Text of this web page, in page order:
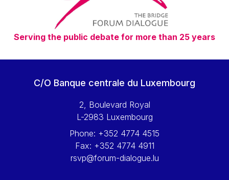
Vassilios Skouris
Vítor Manuel da Silva Caldeira
Viviane Reding
Walter Hagg
Wolfgang Ketterle
Yossi Beillin
Yves FRANCHET
Serving the public debate for more than 25 years
C/O Banque centrale du Luxembourg
2, Boulevard Royal
L-2983 Luxembourg
Phone: +352 4774 4515
Fax: +352 4774 4911
rsvp@forum-dialogue.lu